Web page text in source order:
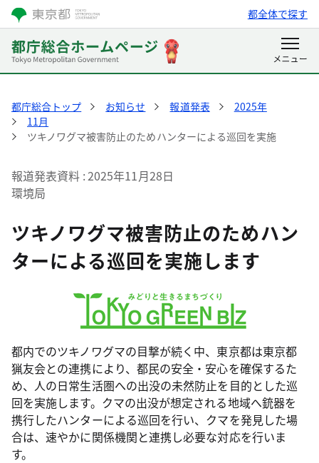
都全体で探す
都庁総合トップ お知らせ 報道発表
2025年
11月
ツキノワグマ被害防止のためハンターによる巡回を実施
報道発表資料 2025年11月28日
環境局
ツキノワグマ被害防止のためハン
ターによる巡回を実施します
都内でのツキノワグマの目撃が続く中、東京都は東京都
猟友会との連携により、都民の安全・安心を確保するた
め、人の日常生活圏への出没の未然防止を目的とした巡
回を実施します。クマの出没が想定される地域へ銃器を
携行したハンターによる巡回を行い、クマを発見した場
合は、速やかに関係機関と連携し必要な対応を行いま
す。